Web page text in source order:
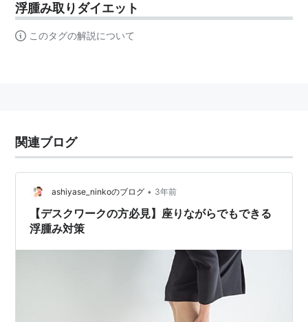
浮腫み取りダイエット
このタグの解説について
関連ブログ
ashiyase_ninkoのブログ • 3年前
【デスクワークの方必見】座りながらでもできる
浮腫み対策